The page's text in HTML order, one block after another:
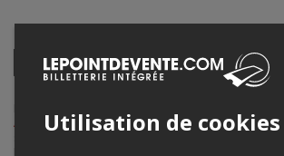
Facebook LinkedinPinterestEnvoyer
AWE
dans le cadre de l’affichage en ligne et la
Utilisation de cookies